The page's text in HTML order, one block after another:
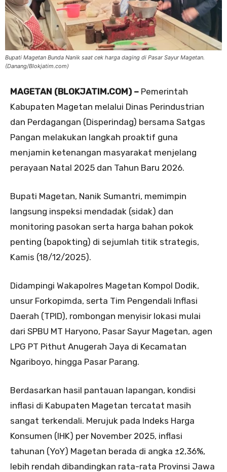
Bupati Magetan Bunda Nanik saat cek harga daging di Pasar Sayur Magetan.
(Danang/Blokjatim.com)
MAGETAN (BLOKJATIM.COM) – Pemerintah
Kabupaten Magetan melalui Dinas Perindustrian
dan Perdagangan (Disperindag) bersama Satgas
Pangan melakukan langkah proaktif guna
menjamin ketenangan masyarakat menjelang
perayaan Natal 2025 dan Tahun Baru 2026.
Bupati Magetan, Nanik Sumantri, memimpin
langsung inspeksi mendadak (sidak) dan
monitoring pasokan serta harga bahan pokok
penting (bapokting) di sejumlah titik strategis,
Kamis (18/12/2025).
Didampingi Wakapolres Magetan Kompol Dodik,
unsur Forkopimda, serta Tim Pengendali Inflasi
Daerah (TPID), rombongan menyisir lokasi mulai
dari SPBU MT Haryono, Pasar Sayur Magetan, agen
LPG PT Pithut Anugerah Jaya di Kecamatan
Ngariboyo, hingga Pasar Parang.
Berdasarkan hasil pantauan lapangan, kondisi
inflasi di Kabupaten Magetan tercatat masih
sangat terkendali. Merujuk pada Indeks Harga
Konsumen (IHK) per November 2025, inflasi
tahunan (YoY) Magetan berada di angka ±2,36%,
lebih rendah dibandingkan rata-rata Provinsi Jawa